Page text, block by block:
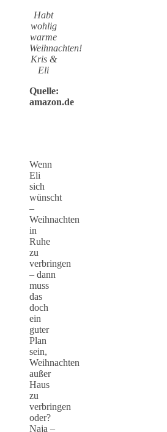
Habt
wohlig
warme
Weihnachten!
Kris &
Eli
Quelle:
amazon.de
Wenn
Eli
sich
wünscht
–
Weihnachten
in
Ruhe
zu
verbringen
– dann
muss
das
doch
ein
guter
Plan
sein,
Weihnachten
außer
Haus
zu
verbringen
oder?
Naja –